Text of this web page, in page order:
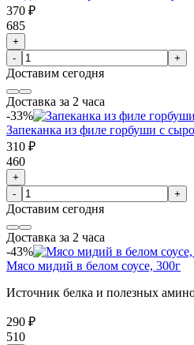
370 ₽
685
+
-
+
Доставим сегодня
Доставка за 2 часа
-33%
Запеканка из филе горбуши с
310 ₽
460
+
-
+
Доставим сегодня
Доставка за 2 часа
-43%
Мясо мидий в белом соусе, 300г
Источник белка и полезных
290 ₽
510